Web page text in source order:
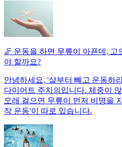
🦵 운동을 하면 무릎이 아픈데, 고
야 할까요?
안녕하세요, '살부터 빼고 운동하
다이어트 주치의입니다. 체중이
오래 걸으면 무릎이 먼저 비명을
작 운동'이 따로 있습니다.